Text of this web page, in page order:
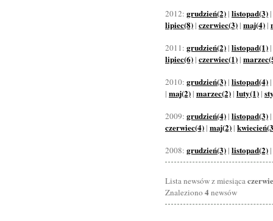
2012: grudzień(2) | listopad(3) |
lipiec(8) | czerwiec(3) | maj(4) |
2011: grudzień(2) | listopad(1) |
lipiec(6) | czerwiec(1) |
2010: grudzień(3) | listopad(4) |
| maj(2) | marzec(2) | luty(1) |
2009: grudzień(4) | listopad(3) |
czerwiec(4) | maj(2) |
2008: grudzień(3) | listopad(2) |
Lista newsów z miesiąca
Znaleziono 4newsów